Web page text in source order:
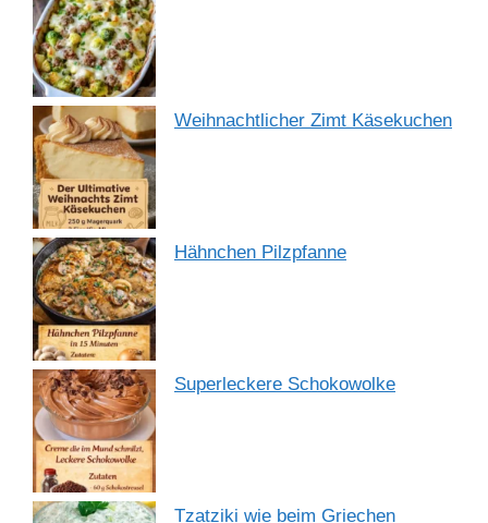
Weihnachtlicher Zimt Käsekuchen
Hähnchen Pilzpfanne
Superleckere Schokowolke
Tzatziki wie beim Griechen